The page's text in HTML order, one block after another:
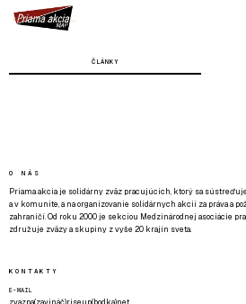
ČLÁNKY
O NÁS
Priama akcia je solidárny zväz pracujúcich, ktorý sa
a v komunite, a na organizovanie solidárnych akcií za práva a
zahraničí. Od roku 2000 je sekciou Medzinárodnej asociácie
združuje zväzy a skupiny z vyše 20 krajín sveta.
KONTAKTY
E-MAIL